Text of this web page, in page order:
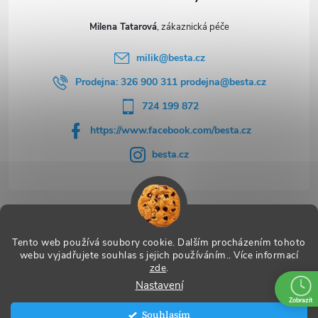
Tento web používá soubory cookie. Dalším procházením tohoto
webu vyjadřujete souhlas s jejich používáním.. Více informací
zde.
Nastavení
Souhlasím
Milena Tatarová
milik@besta.cz
Prodejna: 326 900 311 prodejna@besta.cz
724 199 872
https://www.facebook.com/besta.cz
besta.cz
Užitečné odkazy
Vytvořil Shoptet Premium
BESTA. Všechna práva vyhrazena.
Zobrazit